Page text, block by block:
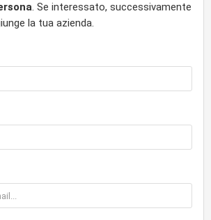
. Se interessato, successivamente
la tua azienda.